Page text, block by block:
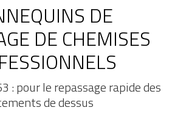
DE
DE CHEMISES
: pour le repassage rapide des
de dessus